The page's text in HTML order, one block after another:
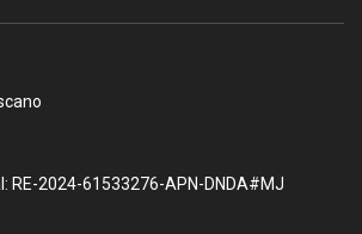
RE-2024-61533276-APN-DNDA#MJ